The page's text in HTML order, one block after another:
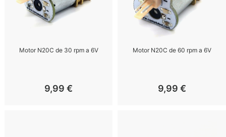
Motor N20C de 30 rpm a 6V
9,99 €
Motor N20C de 60 rpm a 6V
9,99 €